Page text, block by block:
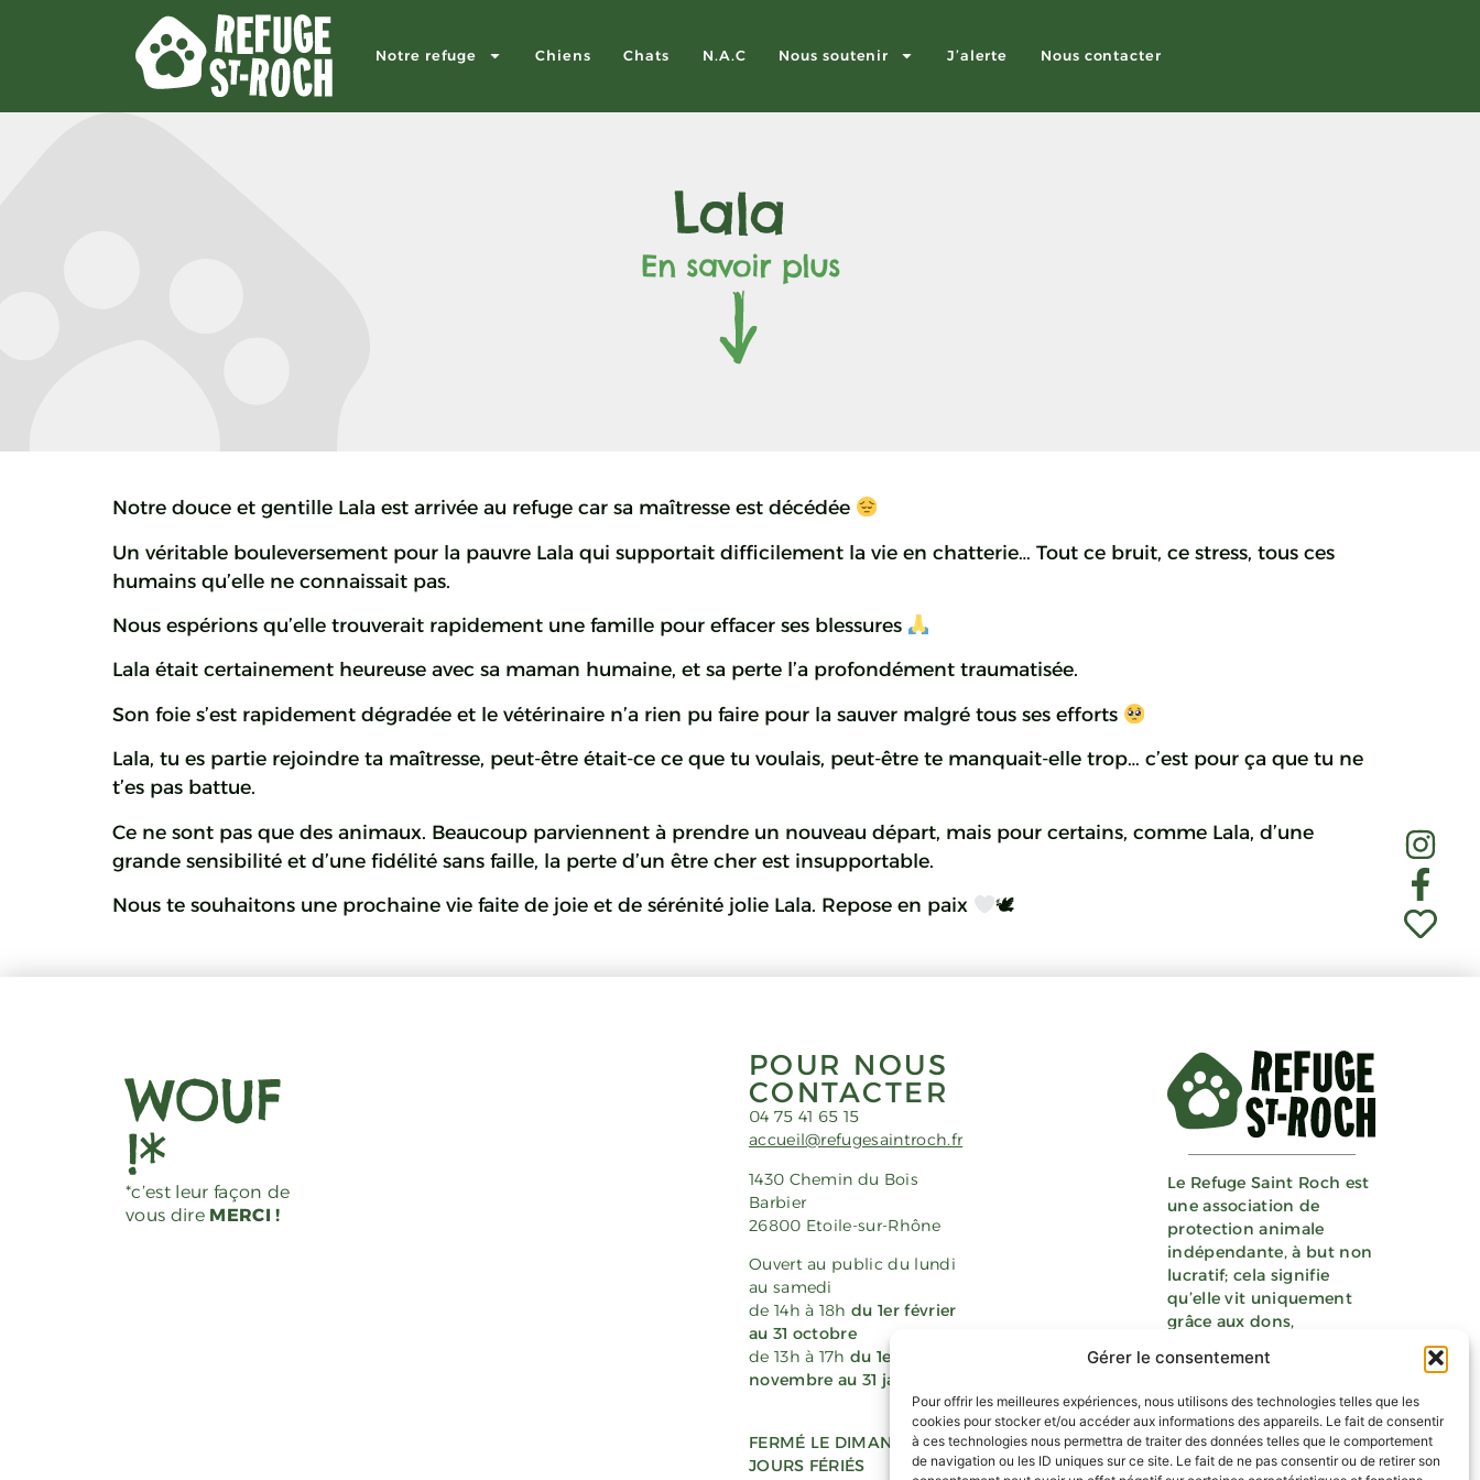
Gérer le consentement
Pour offrir les meilleures expériences, nous utilisons des technologies telles que les
cookies pour stocker et/ou accéder aux informations des appareils. Le fait de consentir
à ces technologies nous permettra de traiter des données telles que le comportement
de navigation ou les ID uniques sur ce site. Le fait de ne pas consentir ou de retirer son
Notre refuge Chiens Chats N.A.C Nous soutenir J’alerte Nous contacter
Lala
En savoir plus
Notre douce et gentille Lala est arrivée au refuge car sa maîtresse est décédée
Un véritable bouleversement pour la pauvre Lala qui supportait difficilement la vie en chatterie… Tout ce bruit, ce stress, tous ces
humains qu’elle ne connaissait pas.
Nous espérions qu’elle trouverait rapidement une famille pour effacer ses blessures
Lala était certainement heureuse avec sa maman humaine, et sa perte l’a profondément traumatisée.
Son foie s’est rapidement dégradée et le vétérinaire n’a rien pu faire pour la sauver malgré tous ses efforts
Lala, tu es partie rejoindre ta maîtresse, peut-être était-ce ce que tu voulais, peut-être te manquait-elle trop… c’est pour ça que tu ne
t’es pas battue.
Ce ne sont pas que des animaux. Beaucoup parviennent à prendre un nouveau départ, mais pour certains, comme Lala, d’une
grande sensibilité et d’une fidélité sans faille, la perte d’un être cher est insupportable.
Nous te souhaitons une prochaine vie faite de joie et de sérénité jolie Lala. Repose en paix
🕊
WOUF
!*
*c’est leur façon de
vous dire MERCI !
POUR NOUS
CONTACTER
04 75 41 65 15
accueil@refugesaintroch.fr
1430 Chemin du Bois
Barbier
26800 Etoile-sur-Rhône
Ouvert au public du lundi
au samedi
de 14h à 18hdu 1er février
au 31 octobre
de 13h à 17hdu 1er
novembre au 31 janvier
FERMÉ LE DIMANCHE ET
JOURS FÉRIÉS
Le Refuge Saint Roch est
une association de
protection animale
indépendante, à but non
lucratif; cela signifie
qu’elle vit uniquement
grâce aux dons,
etc.